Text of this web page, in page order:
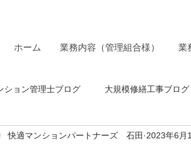
ホーム 業務内容（管理組合様） 業
ション管理士ブログ 大規模修繕工事ブログ
快適マンションパートナーズ 石田 2023年6月